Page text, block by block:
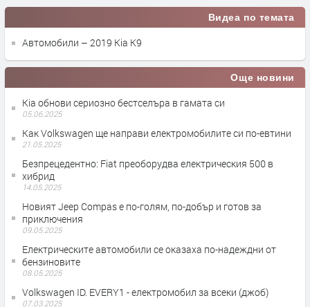
Видеа по темата
Автомобили – 2019 Kia K9
Още новини
Kia обнови сериозно бестселъра в гамата си
05.06.2025
Как Volkswagen ще направи електромобилите си по-евтини
21.05.2025
Безпрецедентно: Fiat преоборудва електрическия 500 в
хибрид
14.05.2025
Новият Jeep Compas е по-голям, по-добър и готов за
приключения
09.05.2025
Електрическите автомобили се оказаха по-надеждни от
бензиновите
08.05.2025
Volkswagen ID. EVERY1 - електромобил за всеки (джоб)
07.03.2025